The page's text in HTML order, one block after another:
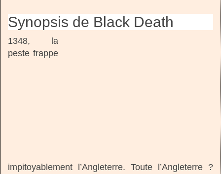
Synopsis de Black Death
1348, la
peste frappe
impitoyablement l’Angleterre. Toute l’Angleterre ?